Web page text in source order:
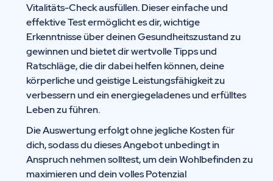
Vitalitäts-Check ausfüllen. Dieser einfache und
effektive Test ermöglicht es dir, wichtige
Erkenntnisse über deinen Gesundheitszustand zu
gewinnen und bietet dir wertvolle Tipps und
Ratschläge, die dir dabei helfen können, deine
körperliche und geistige Leistungsfähigkeit zu
verbessern und ein energiegeladenes und erfülltes
Leben zu führen.
Die Auswertung erfolgt ohne jegliche Kosten für
dich, sodass du dieses Angebot unbedingt in
Anspruch nehmen solltest, um dein Wohlbefinden zu
maximieren und dein volles Potenzial